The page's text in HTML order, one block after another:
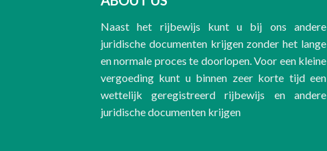
Naast het rijbewijs kunt u bij ons andere
juridische documenten krijgen zonder het lange
en normale proces te doorlopen. Voor een kleine
vergoeding kunt u binnen zeer korte tijd een
wettelijk geregistreerd rijbewijs en andere
juridische documenten krijgen